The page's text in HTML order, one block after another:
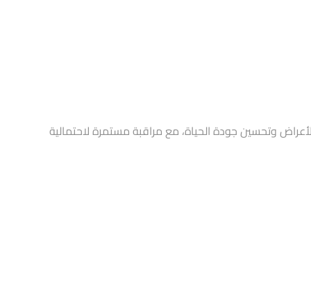
وتحسين جودة الحياة، مع مراقبة مستمرة لاحتمالية